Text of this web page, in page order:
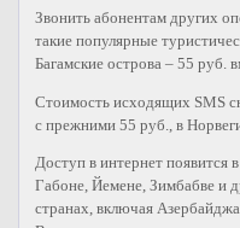
Звонить абонентам других
такие популярные
Багамские острова – 55 руб.
Стоимость исходящих SMS
с прежними 55 руб., в
Доступ в интернет появится
Габоне, Йемене, Зимбабве и
странах, включая